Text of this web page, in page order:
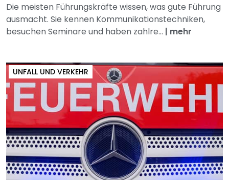
Die meisten Führungskräfte wissen, was gute Führung
ausmacht. Sie kennen Kommunikationstechniken,
besuchen Seminare und haben zahlre... | mehr
UNFALL UND VERKEHR